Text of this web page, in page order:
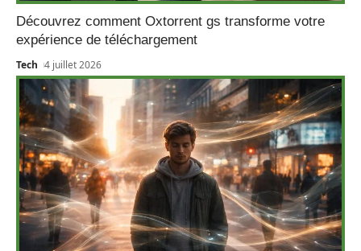
Découvrez comment Oxtorrent gs transforme votre
expérience de téléchargement
Tech 4 juillet 2026